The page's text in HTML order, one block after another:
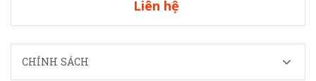
Liên hệ
CHÍNH SÁCH